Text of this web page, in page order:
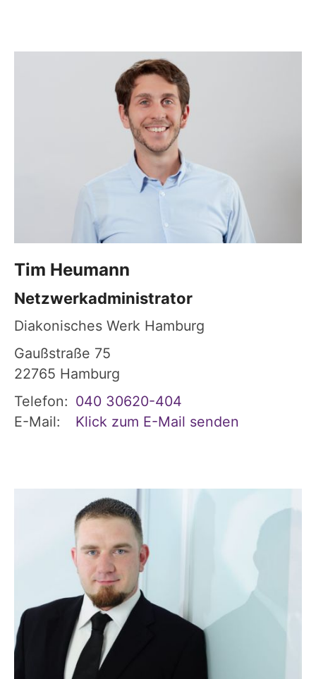
Tim Heumann
Netzwerkadministrator
Diakonisches Werk Hamburg
Gaußstraße 75
22765 Hamburg
Telefon: 040 30620-404
E-Mail:
Klick zum E-Mail senden